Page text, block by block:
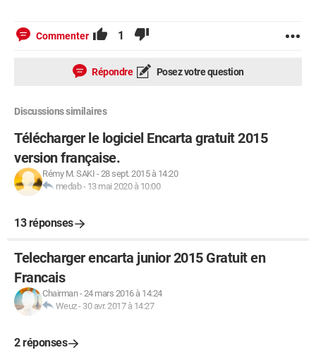
Commenter 1
Répondre Posez votre question
Discussions similaires
Télécharger le logiciel Encarta gratuit 2015
version française.
Rémy M. SAKI -28 sept. 2015 à 14:20
medab- 13 mai 2020 à 10:00
13 réponses
Telecharger encarta junior 2015 Gratuit en
Francais
Chairman-24 mars 2016 à 14:24
Weuz- 30 avr. 2017 à 14:27
2 réponses